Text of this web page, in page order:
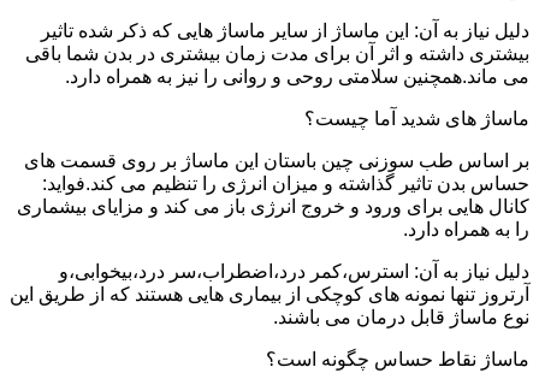
دلیل نیاز به آن: این ماساژ از سایر ماساژ هایی که ذکر شده تاثیر
بیشتری داشته و اثر آن برای مدت زمان بیشتری در بدن شما باقی
می ماند.همچنین سلامتی روحی و روانی را نیز به همراه دارد.
ماساژ های شدید آما چیست؟
بر اساس طب سوزنی چین باستان این ماساژ بر روی قسمت های
حساس بدن تاثیر گذاشته و میزان انرژی را تنظیم می کند.فواید:
کانال هایی برای ورود و خروج انرژی باز می کند و مزایای بیشماری
را به همراه دارد.
دلیل نیاز به آن: استرس،کمر درد،اضطراب،سر درد،بیخوابی،و
آرتروز تنها نمونه های کوچکی از بیماری هایی هستند که از طریق این
نوع ماساژ قابل درمان می باشند.
ماساژ نقاط حساس چگونه است؟